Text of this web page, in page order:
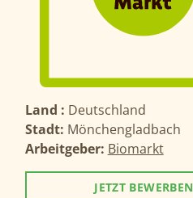
Land : Deutschland
Stadt: Mönchengladbach
Arbeitgeber: Biomarkt
JETZT BEWERBEN